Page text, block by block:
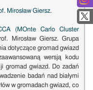
Mirosław Giersz.
(MOnte Carlo Cluster
Mirosław Giersz. Grupa
dotyczące gromad gwiazd
wersją kodu
gromad gwiazd. Do zadań
badań nad białymi
w gromadach gwiazd, co